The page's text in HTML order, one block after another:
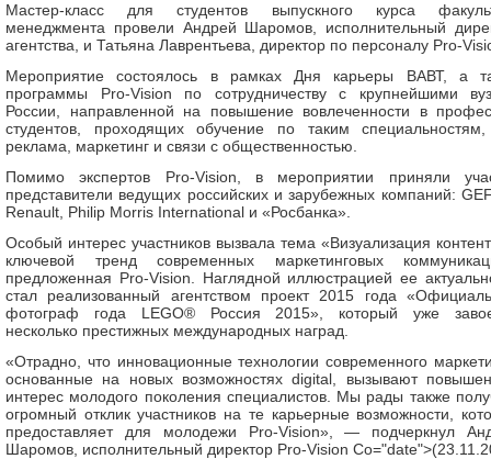
Мастер-класс для студентов выпускного курса
менеджмента провели Андрей Шаромов, исполнительный
агентства, и Татьяна Лаврентьева, директор по персоналу Pro-
Мероприятие состоялось в рамках Дня карьеры ВАВТ, а
программы Pro-Vision по сотрудничеству с крупнейшими
России, направленной на повышение вовлеченности в
студентов, проходящих обучение по таким
реклама, маркетинг и связи с общественностью.
Помимо экспертов Pro-Vision, в мероприятии приняли
представители ведущих российских и зарубежных компаний:
Renault, Philip Morris International и «Росбанка».
Особый интерес участников вызвала тема «Визуализация
ключевой тренд современных маркетинговых
предложенная Pro-Vision. Наглядной иллюстрацией ее
стал реализованный агентством проект 2015 года
фотограф года LEGO® Россия 2015», который уже
несколько престижных международных наград.
«Отрадно, что инновационные технологии современного
основанные на новых возможностях digital, вызывают
интерес молодого поколения специалистов. Мы рады также
огромный отклик участников на те карьерные возможности,
предоставляет для молодежи Pro-Vision», — подчеркнул
Шаромов, исполнительный директор Pro-Vision